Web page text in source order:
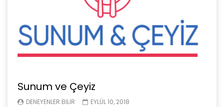
Sunum ve Çeyiz
DENEYENLER BILIR EYLÜL 10, 2018